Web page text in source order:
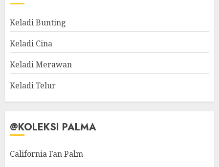
Keladi Bunting
Keladi Cina
Keladi Merawan
Keladi Telur
@KOLEKSI PALMA
California Fan Palm